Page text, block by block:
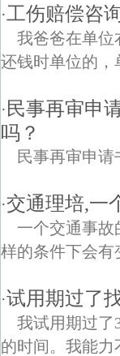
·工伤赔偿咨
我爸爸在单位
还钱时单位的，
· 民事再审申
吗？
民事再审申
·交通理培,一
一个交通事
样的条件下会有
·试用期过了
我试用期过了
的时间。我能